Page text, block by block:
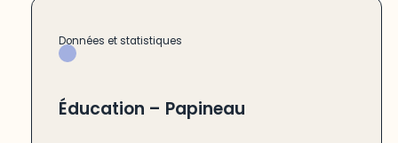
Données et statistiques
Éducation – Papineau